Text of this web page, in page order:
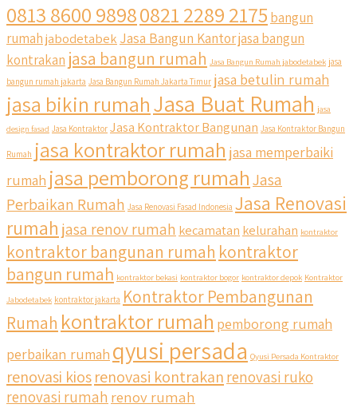
0813 8600 98980821 2289 2175 bangun
rumahjabodetabek Jasa Bangun Kantorjasa bangun
kontrakan jasa bangun rumah Jasa Bangun Rumah jabodetabek jasa
bangun rumah jakarta Jasa Bangun Rumah Jakarta Timur jasa betulin rumah
jasa bikin rumahJasa Buat Rumah jasa
design fasad Jasa Kontraktor Jasa Kontraktor Bangunan Jasa Kontraktor Bangun
Rumah jasa kontraktor rumah jasa memperbaiki
rumah jasa pemborong rumahJasa
Perbaikan Rumah Jasa Renovasi Fasad Indonesia Jasa Renovasi
rumah jasa renov rumah kecamatan kelurahan kontraktor
kontraktor bangunan rumah kontraktor
bangun rumah kontraktor bekasi kontraktor bogor kontraktor depok Kontraktor
Jabodetabek kontraktor jakarta Kontraktor Pembangunan
Rumah kontraktor rumah pemborong rumah
perbaikan rumah qyusi persada Qyusi Persada Kontraktor
renovasi kiosrenovasi kontrakanrenovasi ruko
renovasi rumah renov rumah